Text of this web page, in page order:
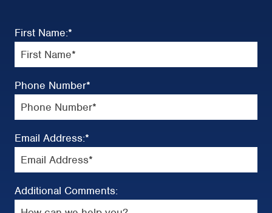
First Name:*
Phone Number*
Email Address:*
Additional Comments: